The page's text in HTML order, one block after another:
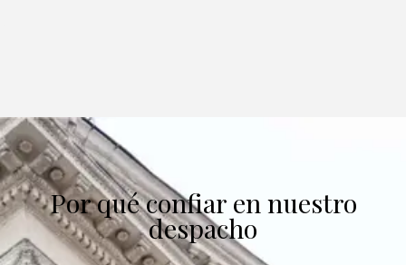
Por qué confiar en nuestro
despacho